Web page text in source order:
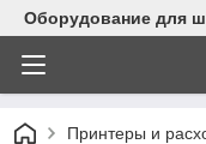
Оборудование для
Принтеры и